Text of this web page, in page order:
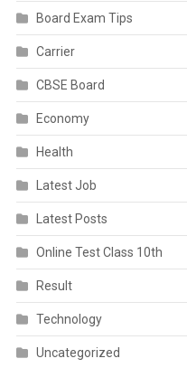
Board Exam Tips
Carrier
CBSE Board
Economy
Health
Latest Job
Latest Posts
Online Test Class 10th
Result
Technology
Uncategorized